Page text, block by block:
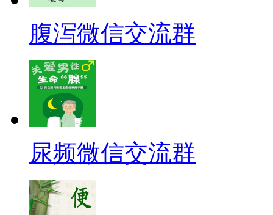
腹泻微信交流群
尿频微信交流群